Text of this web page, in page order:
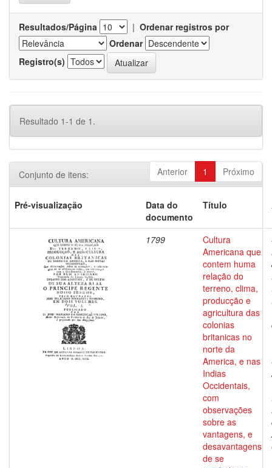
Resultados/Página | Ordenar registros por
Ordenar
Registro(s)
Resultado 1-1 de 1.
Anterior 1 Próximo
Conjunto de itens:
Pré-visualização
Data do
documento
Título
1799
Cultura
Americana que
contem huma
relação do
terreno, clima,
producção e
agricultura das
colonias
britanicas no
norte da
America, e nas
Indias
Occidentais,
com
observações
sobre as
vantagens, e
desavantagens
de se